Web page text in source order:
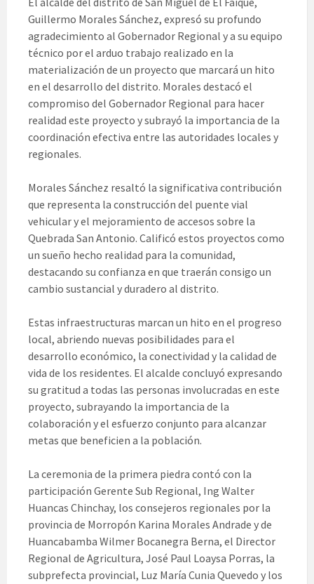
Guillermo Morales Sánchez, expresó su profundo
agradecimiento al Gobernador Regional y a su equipo
técnico por el arduo trabajo realizado en la
materialización de un proyecto que marcará un hito
en el desarrollo del distrito. Morales destacó el
compromiso del Gobernador Regional para hacer
realidad este proyecto y subrayó la importancia de la
coordinación efectiva entre las autoridades locales y
regionales.
Morales Sánchez resaltó la significativa contribución
que representa la construcción del puente vial
vehicular y el mejoramiento de accesos sobre la
Quebrada San Antonio. Calificó estos proyectos como
un sueño hecho realidad para la comunidad,
destacando su confianza en que traerán consigo un
cambio sustancial y duradero al distrito.
Estas infraestructuras marcan un hito en el progreso
local, abriendo nuevas posibilidades para el
desarrollo económico, la conectividad y la calidad de
vida de los residentes. El alcalde concluyó expresando
su gratitud a todas las personas involucradas en este
proyecto, subrayando la importancia de la
colaboración y el esfuerzo conjunto para alcanzar
metas que beneficien a la población.
La ceremonia de la primera piedra contó con la
participación Gerente Sub Regional, Ing Walter
Huancas Chinchay, los consejeros regionales por la
provincia de Morropón Karina Morales Andrade y de
Huancabamba Wilmer Bocanegra Berna, el Director
Regional de Agricultura, José Paul Loaysa Porras, la
subprefecta provincial, Luz María Cunia Quevedo y los